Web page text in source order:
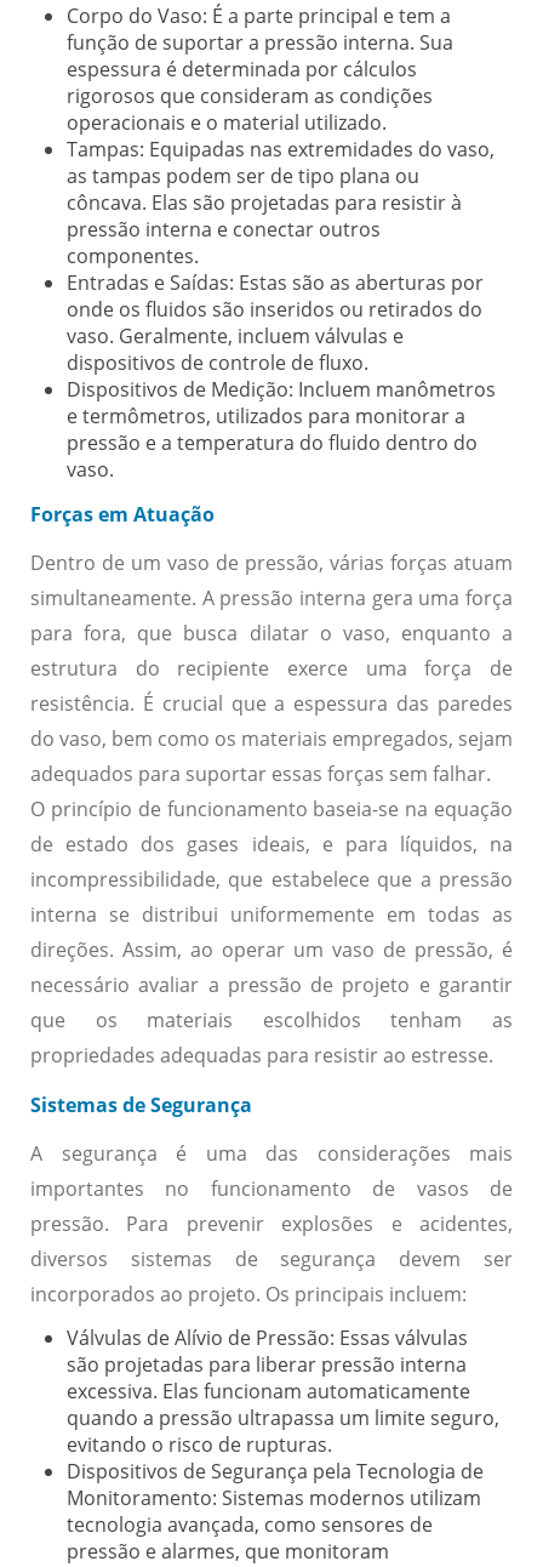
Corpo do Vaso: É a parte principal e tem a
função de suportar a pressão interna. Sua
espessura é determinada por cálculos
rigorosos que consideram as condições
operacionais e o material utilizado.
Tampas: Equipadas nas extremidades do vaso,
as tampas podem ser de tipo plana ou
côncava. Elas são projetadas para resistir à
pressão interna e conectar outros
componentes.
Entradas e Saídas: Estas são as aberturas por
onde os fluidos são inseridos ou retirados do
vaso. Geralmente, incluem válvulas e
dispositivos de controle de fluxo.
Dispositivos de Medição: Incluem manômetros
e termômetros, utilizados para monitorar a
pressão e a temperatura do fluido dentro do
vaso.
Forças em Atuação
Dentro de um vaso de pressão, várias forças atuam
simultaneamente. A pressão interna gera uma força
para fora, que busca dilatar o vaso, enquanto a
estrutura do recipiente exerce uma força de
resistência. É crucial que a espessura das paredes
do vaso, bem como os materiais empregados, sejam
adequados para suportar essas forças sem falhar.
O princípio de funcionamento baseia-se na equação
de estado dos gases ideais, e para líquidos, na
incompressibilidade, que estabelece que a pressão
interna se distribui uniformemente em todas as
direções. Assim, ao operar um vaso de pressão, é
necessário avaliar a pressão de projeto e garantir
que os materiais escolhidos tenham as
propriedades adequadas para resistir ao estresse.
Sistemas de Segurança
A segurança é uma das considerações mais
importantes no funcionamento de vasos de
pressão. Para prevenir explosões e acidentes,
diversos sistemas de segurança devem ser
incorporados ao projeto. Os principais incluem:
Válvulas de Alívio de Pressão: Essas válvulas
são projetadas para liberar pressão interna
excessiva. Elas funcionam automaticamente
quando a pressão ultrapassa um limite seguro,
evitando o risco de rupturas.
Dispositivos de Segurança pela Tecnologia de
Monitoramento: Sistemas modernos utilizam
tecnologia avançada, como sensores de
pressão e alarmes, que monitoram